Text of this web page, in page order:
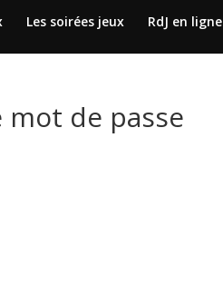
Les soirées jeux RdJ en ligne
de passe